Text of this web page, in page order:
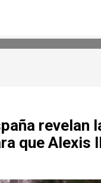
revelan
que Alexis